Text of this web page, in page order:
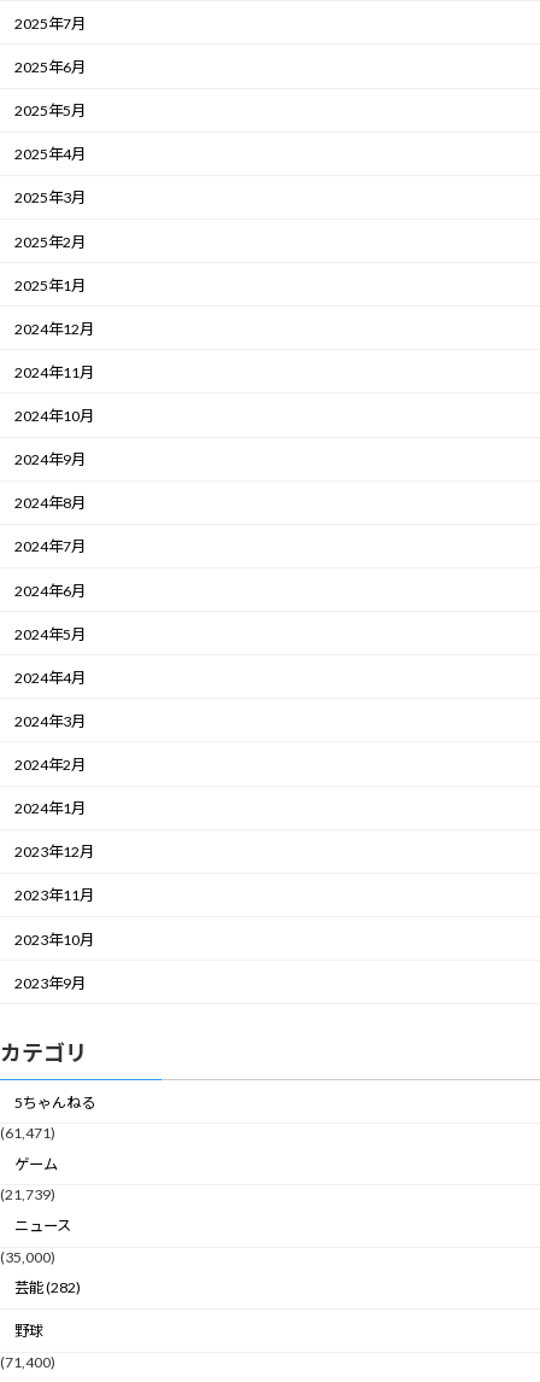
2025年7月
2025年6月
2025年5月
2025年4月
2025年3月
2025年2月
2025年1月
2024年12月
2024年11月
2024年10月
2024年9月
2024年8月
2024年7月
2024年6月
2024年5月
2024年4月
2024年3月
2024年2月
2024年1月
2023年12月
2023年11月
2023年10月
2023年9月
カテゴリ
5ちゃんねる
(61,471)
ゲーム
(21,739)
ニュース
(35,000)
芸能 (282)
野球
(71,400)